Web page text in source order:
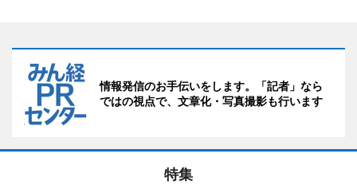
情報発信のお手伝いをします。「記者」なら
ではの視点で、文章化・写真撮影も行います
特集